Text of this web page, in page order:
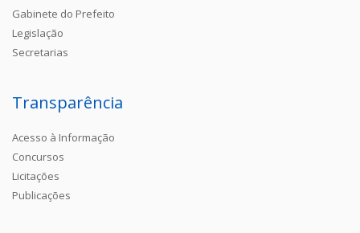
Gabinete do Prefeito
Legislação
Secretarias
Transparência
Acesso à Informação
Concursos
Licitações
Publicações